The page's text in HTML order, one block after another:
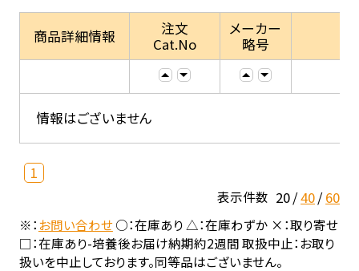
商品詳細情報
注文
Cat.No
メーカー
略号
情報はございません
1
表示件数 20 40 60
※：お問い合わせ○：在庫あり △：在庫わずか ×：取り寄せ
□：在庫あり-培養後お届け納期約2週間 取扱中止：お取り
扱いを中止しております。同等品はございません。